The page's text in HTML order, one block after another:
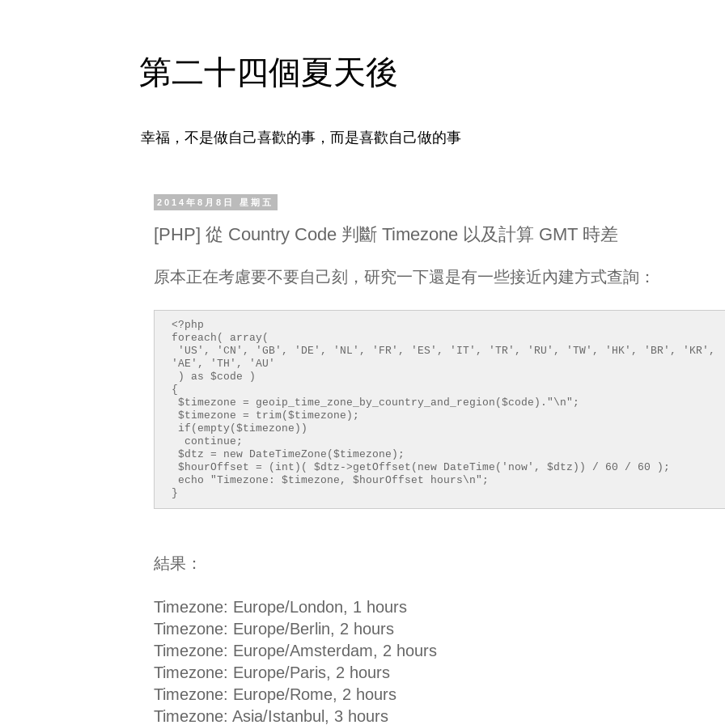
第二十四個夏天後
幸福，不是做自己喜歡的事，而是喜歡自己做的事
2014年8月8日 星期五
[PHP] 從 Country Code 判斷 Timezone 以及計算 GMT 時差
原本正在考慮要不要自己刻，研究一下還是有一些接近內建方式查詢：
<?php
foreach( array(
'US', 'CN', 'GB', 'DE', 'NL', 'FR', 'ES', 'IT', 'TR', 'RU', 'TW', 'HK', 'BR', 'KR',
'AE', 'TH', 'AU'
) as $code )
{
$timezone = geoip_time_zone_by_country_and_region($code)."\n";
$timezone = trim($timezone);
if(empty($timezone))
continue;
$dtz = new DateTimeZone($timezone);
$hourOffset = (int)( $dtz->getOffset(new DateTime('now', $dtz)) / 60 / 60 );
echo "Timezone: $timezone, $hourOffset hours\n";
}
結果：
Timezone: Europe/London, 1 hours
Timezone: Europe/Berlin, 2 hours
Timezone: Europe/Amsterdam, 2 hours
Timezone: Europe/Paris, 2 hours
Timezone: Europe/Rome, 2 hours
Timezone: Asia/Istanbul, 3 hours